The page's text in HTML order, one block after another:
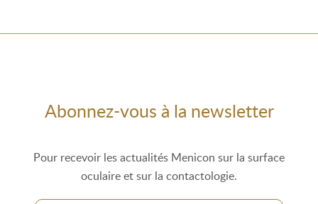
Abonnez-vous à la newsletter
Pour recevoir les actualités Menicon sur la surface
oculaire et sur la contactologie.